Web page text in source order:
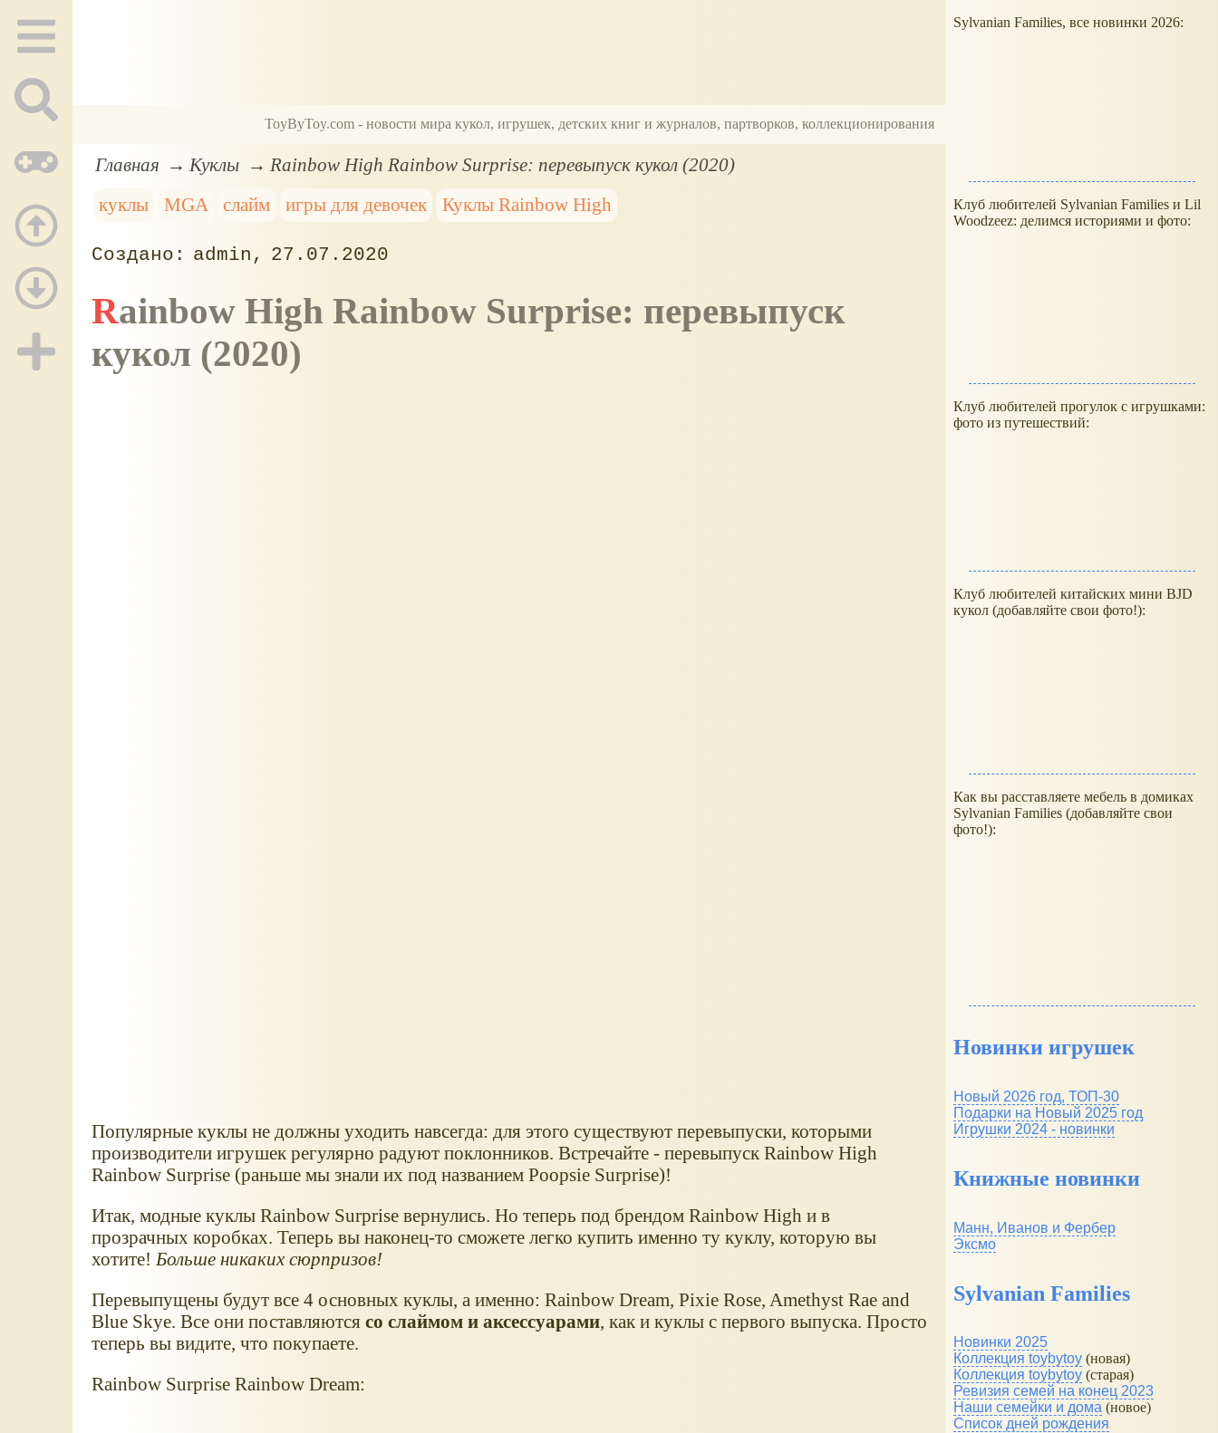
ToyByToy.com - новости мира кукол, игрушек, детских книг и журналов, партворков, коллекционирования
Главная Куклы
Rainbow High Rainbow Surprise: перевыпуск кукол (2020)
куклы
MGA слайм игры для девочек Куклы Rainbow High
admin 27.07.2020
Rainbow High Rainbow Surprise: перевыпуск
кукол (2020)
Популярные куклы не должны уходить навсегда: для этого существуют перевыпуски, которыми
производители игрушек регулярно радуют поклонников. Встречайте - перевыпуск Rainbow High
Rainbow Surprise (раньше мы знали их под названием Poopsie Surprise)!
Итак, модные куклы Rainbow Surprise вернулись. Но теперь под брендом Rainbow High и в
прозрачных коробках. Теперь вы наконец-то сможете легко купить именно ту куклу, которую вы
хотите! Больше никаких сюрпризов!
Перевыпущены будут все 4 основных куклы, а именно: Rainbow Dream, Pixie Rose, Amethyst Rae and
Blue Skye. Все они поставляются со слаймом и аксессуарами, как и куклы с первого выпуска. Просто
теперь вы видите, что покупаете.
Rainbow Surprise Rainbow Dream:
Sylvanian Families, все новинки 2026:
Клуб любителей Sylvanian Families и Lil
Woodzeez: делимся историями и фото:
Клуб любителей прогулок с игрушками:
фото из путешествий:
Клуб любителей китайских мини BJD
кукол (добавляйте свои фото!):
Как вы расставляете мебель в домиках
Sylvanian Families (добавляйте свои
фото!):
Новинки игрушек
Новый 2026 год, ТОП-30
Подарки на Новый 2025 год
Игрушки 2024 - новинки
Книжные новинки
Манн, Иванов и Фербер
Эксмо
Sylvanian Families
Новинки 2025
Коллекция toybytoy (новая)
Коллекция toybytoy (старая)
Ревизия семей на конец 2023
Наши семейки и дома (новое)
Список дней рождения